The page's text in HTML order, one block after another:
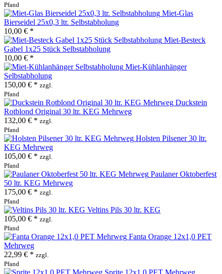
Pfand
Miet-Glas
Bierseidel 25x0,3 ltr. Selbstabholung
10,00 € *
Miet-Besteck
Gabel 1x25 Stück Selbstabholung
10,00 € *
Miet-Kühlanhänger
Selbstabholung
150,00 € * zzgl.
Pfand
Duckstein
Rotblond Original 30 ltr. KEG Mehrweg
132,00 € * zzgl.
Pfand
Holsten Pilsener 30 ltr.
KEG Mehrweg
105,00 € * zzgl.
Pfand
Paulaner Oktoberfest
50 ltr. KEG Mehrweg
175,00 € * zzgl.
Pfand
Veltins Pils 30 ltr. KEG
105,00 € * zzgl.
Pfand
Fanta Orange 12x1,0 PET
Mehrweg
22,99 € * zzgl.
Pfand
Sprite 12x1,0 PET Mehrweg